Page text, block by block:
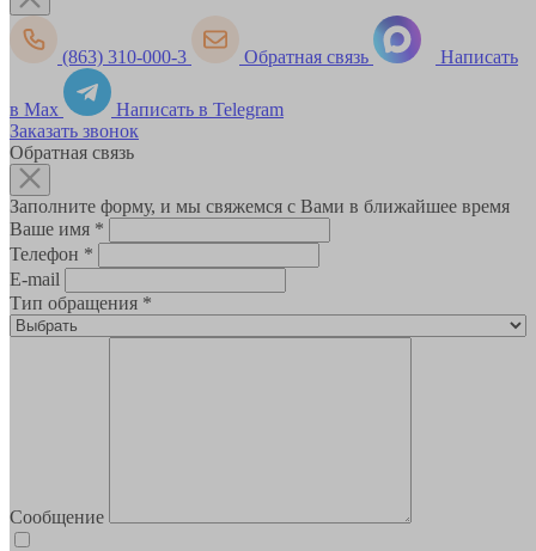
(863) 310-000-3 Обратная связь Написать
в Max
Написать в Telegram
Заказать звонок
Обратная связь
Заполните форму, и мы свяжемся с Вами в ближайшее время
Ваше имя *
Телефон *
E-mail
Тип обращения *
Сообщение